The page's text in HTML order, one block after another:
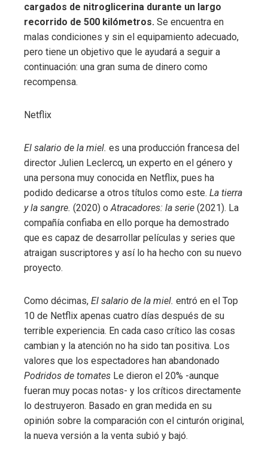
cargados de nitroglicerina durante un largo
recorrido de 500 kilómetros. Se encuentra en
malas condiciones y sin el equipamiento adecuado,
pero tiene un objetivo que le ayudará a seguir a
continuación: una gran suma de dinero como
recompensa.
Netflix
El salario de la miel. es una producción francesa del
director Julien Leclercq, un experto en el género y
una persona muy conocida en Netflix, pues ha
podido dedicarse a otros títulos como este. La tierra
y la sangre. (2020) oAtracadores: la serie (2021). La
compañía confiaba en ello porque ha demostrado
que es capaz de desarrollar películas y series que
atraigan suscriptores y así lo ha hecho con su nuevo
proyecto.
Como décimas, El salario de la miel. entró en el Top
10 de Netflix apenas cuatro días después de su
terrible experiencia. En cada caso crítico las cosas
cambian y la atención no ha sido tan positiva. Los
valores que los espectadores han abandonado
Podridos de tomates Le dieron el 20% -aunque
fueran muy pocas notas- y los críticos directamente
lo destruyeron. Basado en gran medida en su
opinión sobre la comparación con el cinturón original,
la nueva versión a la venta subió y bajó.